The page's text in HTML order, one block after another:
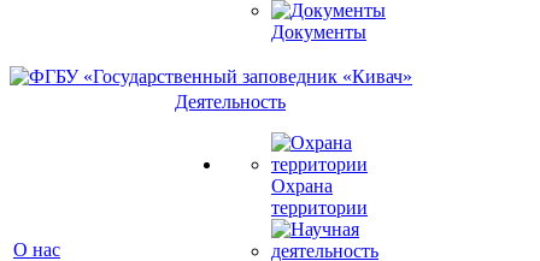
Документы
О нас
Деятельность
Охрана
территории